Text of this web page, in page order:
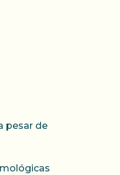
pesar de